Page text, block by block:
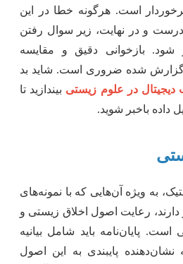
است. هرگونه خطا در این
و در نهایت، زیر سوال رفتن
شود. بازخوانی دقیق و مقایسه
گزارش شده ضروری است. شاید بد
دیجیتال در علوم زیستی بیندازید تا
داده باخبر شوید.
به ویژه آن‌هایی که با نمونه‌های
دارند، رعایت اصول اخلاق زیستی و
است. پایان‌نامه باید شامل بیانیه
پایبندی به این اصول